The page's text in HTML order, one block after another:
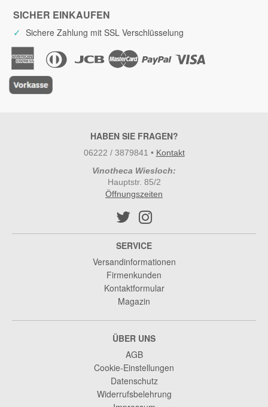
SICHER EINKAUFEN
✓ Sichere Zahlung mit SSL Verschlüsselung
HABEN SIE FRAGEN?
06222 / 3879841 • Kontakt
Vinotheca Wiesloch:
Hauptstr. 85/2
Öffnungszeiten
SERVICE
Versandinformationen
Firmenkunden
Kontaktformular
Magazin
ÜBER UNS
AGB
Cookie-Einstellungen
Datenschutz
Widerrufsbelehrung